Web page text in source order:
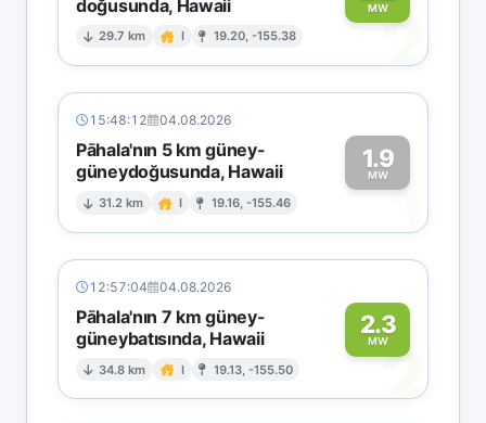
doğusunda, Hawaii
29.7 km I 19.20, -155.38
MW2
15:48:12 04.08.2026
Pāhala'nın 5 km güney-
güneydoğusunda, Hawaii
31.2 km I 19.16, -155.46
1.9
MW1
12:57:04 04.08.2026
Pāhala'nın 7 km güney-
güneybatısında, Hawaii
34.8 km I 19.13, -155.50
2.3
MW2